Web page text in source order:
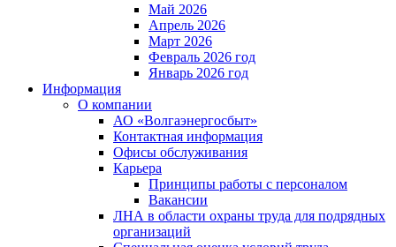
Май 2026
Апрель 2026
Март 2026
Февраль 2026 год
Январь 2026 год
Информация
О компании
АО «Волгаэнергосбыт»
Контактная информация
Офисы обслуживания
Карьера
Принципы работы с персоналом
Вакансии
ЛНА в области охраны труда для подрядных
организаций